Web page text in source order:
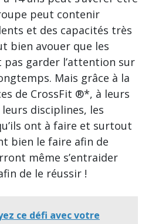
peut contenir
et des capacités très
bien avouer que les
garder l’attention sur
Mais grâce à la
de CrossFit ®*, à leurs
disciplines, les
ont à faire et surtout
bien le faire afin de
même s’entraider
de le réussir !
ce défi avec votre